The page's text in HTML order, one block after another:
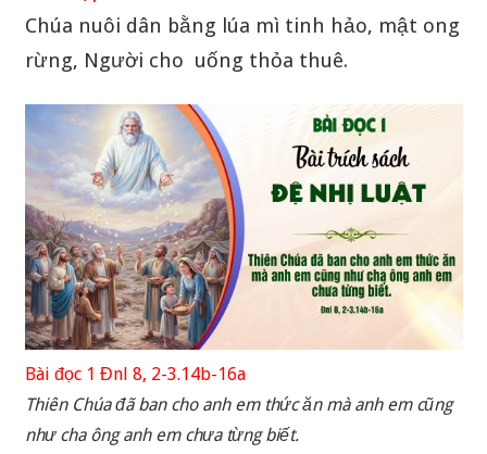
Chúa nuôi dân bằng lúa mì tinh hảo, mật ong
rừng, Người cho uống thỏa thuê.
Bài đọc 1 Đnl 8, 2-3.14b-16a
Thiên Chúa đã ban cho anh em thức ăn mà anh em cũng
như cha ông anh em chưa từng biết.